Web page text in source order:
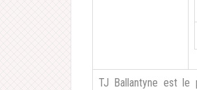
TJ Ballantyne est le